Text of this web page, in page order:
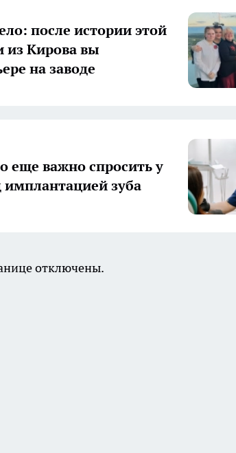
после истории этой
из Кирова вы
на заводе
еще важно спросить у
имплантацией зуба
отключены.